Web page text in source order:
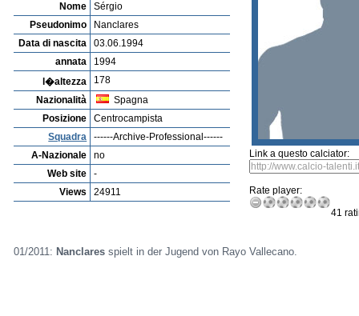
Nome
Sérgio
Pseudonimo
Nanclares
Data di nascita
03.06.1994
annata
1994
l�altezza
178
Nazionalità
Spagna
Posizione
Centrocampista
Squadra
------Archive-Professional------
A-Nazionale
no
Web site
-
Views
24911
Link a questo calciator:
Rate player:
41
01/2011: Nanclaresspielt in der Jugend von Rayo Vallecano.